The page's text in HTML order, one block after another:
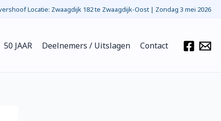
Locatie: Zwaagdijk 182 te Zwaagdijk-Oost | Zondag 3 mei 2026
50 JAAR Deelnemers / Uitslagen Contact